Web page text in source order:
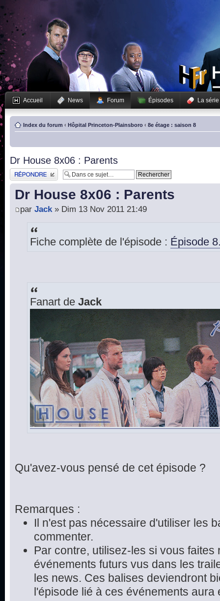
Accueil News Forum Épisodes La série
Index du forum ‹ Hôpital Princeton-Plainsboro ‹ 8e étage : saison 8
Dr House 8x06 : Parents
Publier une réponse
Dr House 8x06 : Parents
par Jack» Dim 13 Nov 2011 21:49
Fiche complète de l'épisode : Épisode
Fanart de Jack
Qu'avez-vous pensé de cet épisode ?
Remarques :
Il n'est pas nécessaire d'utiliser les
commenter.
Par contre, utilisez-les si vous faites
événements futurs vus dans les
les news. Ces balises deviendront
l'épisode lié à ces événements aura